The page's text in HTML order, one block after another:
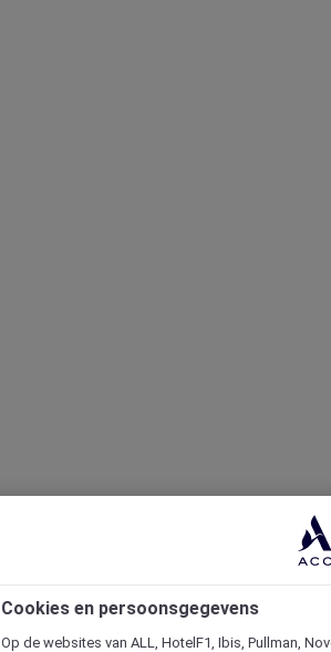
Cookies en persoonsgegevens
Op de websites van ALL, HotelF1, Ibis, Pullman,